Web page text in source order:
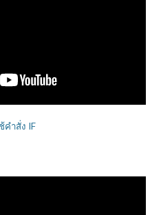
คำสั่ง IF